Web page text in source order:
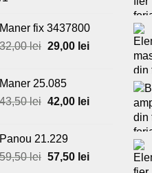
fost:
460,00 lei.
440,00 lei.
Maner fix 3437800
32,00lei Prețul
fost:
32,00 lei.
29,00 leiPrețul
Maner 25.085
43,50lei Prețul
fost:
43,50 lei.
42,00 leiPrețul
Panou 21.229
59,50lei Prețul
57,50 leiPrețul